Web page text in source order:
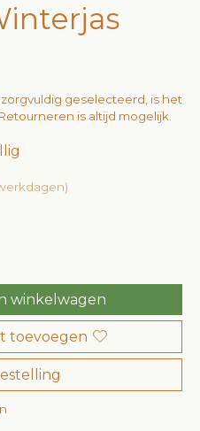
geselecteerd, is het
is altijd mogelijk.
winkelwagen
toevoegen